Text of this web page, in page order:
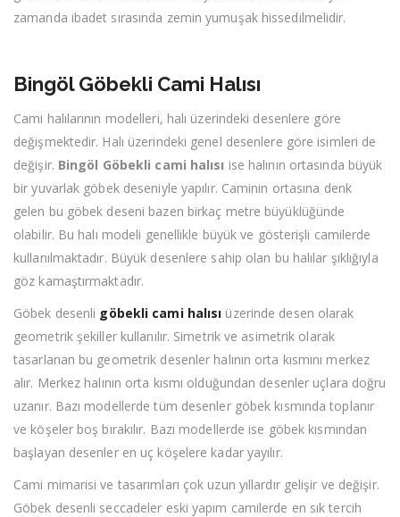
zamanda ibadet sırasında zemin yumuşak hissedilmelidir.
Bingöl Göbekli Cami Halısı
Cami halılarının modelleri, halı üzerindeki desenlere göre
değişmektedir. Halı üzerindeki genel desenlere göre isimleri de
değişir. Bingöl Göbekli cami halısı ise halının ortasında büyük
bir yuvarlak göbek deseniyle yapılır. Caminin ortasına denk
gelen bu göbek deseni bazen birkaç metre büyüklüğünde
olabilir. Bu halı modeli genellikle büyük ve gösterişli camilerde
kullanılmaktadır. Büyük desenlere sahip olan bu halılar şıklığıyla
göz kamaştırmaktadır.
Göbek desenli göbekli cami halısı üzerinde desen olarak
geometrik şekiller kullanılır. Simetrik ve asimetrik olarak
tasarlanan bu geometrik desenler halının orta kısmını merkez
alır. Merkez halının orta kısmı olduğundan desenler uçlara doğru
uzanır. Bazı modellerde tüm desenler göbek kısmında toplanır
ve köşeler boş bırakılır. Bazı modellerde ise göbek kısmından
başlayan desenler en uç köşelere kadar yayılır.
Cami mimarisi ve tasarımları çok uzun yıllardır gelişir ve değişir.
Göbek desenli seccadeler eski yapım camilerde en sık tercih